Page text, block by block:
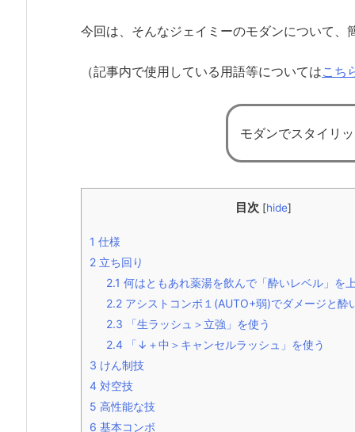
今回は、そんなジェイミーのモダンについて、
（記事内で使用している用語等についてはこち
モダンでスタイリ
目次 [hide]
1 仕様
2 立ち回り
2.1 何はともあれ薬湯を飲んで「酔いレベル」を
2.2 アシストコンボ１(AUTO+弱)でダメージと酔
2.3 「生ラッシュ＞立強」を使う
2.4 「↓＋中＞キャンセルラッシュ」を使う
3 けん制技
4 対空技
5 高性能な技
6 基本コンボ